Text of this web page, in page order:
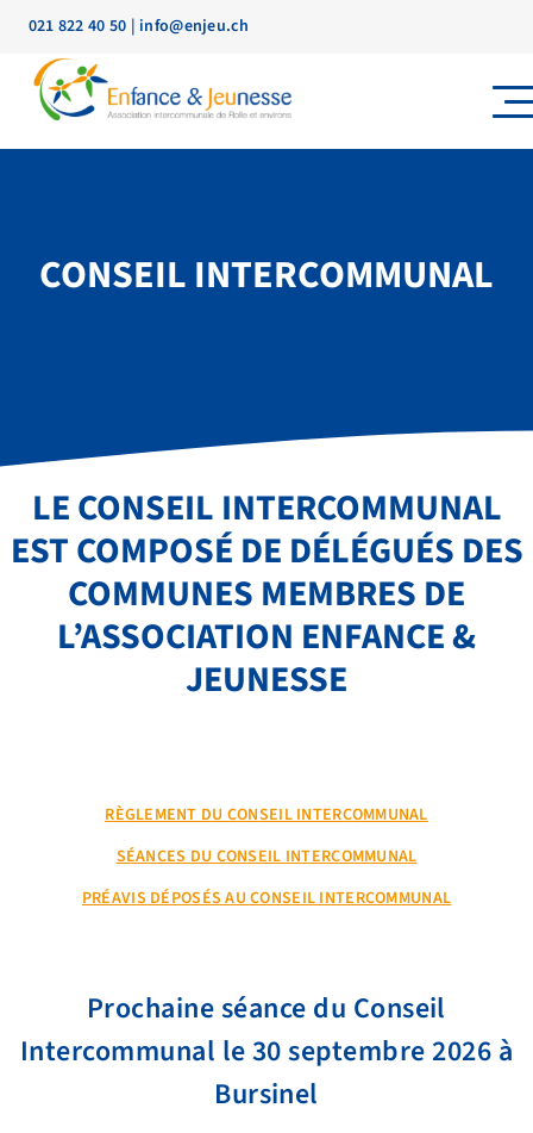
021 822 40 50 | info@enjeu.ch
NOS PRESTATIONS
LIENS ET DOCUMENTS UTILES
CONTACT
CONSEIL INTERCOMMUNAL
LE CONSEIL INTERCOMMUNAL
EST COMPOSÉ DE DÉLÉGUÉS DES
COMMUNES MEMBRES DE
L’ASSOCIATION ENFANCE &
JEUNESSE
RÈGLEMENT DU CONSEIL INTERCOMMUNAL
SÉANCES DU CONSEIL INTERCOMMUNAL
PRÉAVIS DÉPOSÉS AU CONSEIL INTERCOMMUNAL
Prochaineséance du Conseil
Intercommunal le 30 septembre 2026 à
Bursinel